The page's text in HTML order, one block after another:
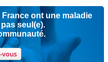
ont une maladie
seul(e).
vous